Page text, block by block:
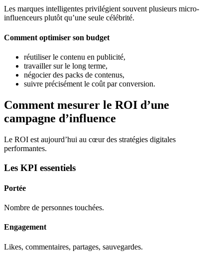
Les marques intelligentes privilégient souvent plusieurs micro-
influenceurs plutôt qu’une seule célébrité.
Comment optimiser son budget
réutiliser le contenu en publicité,
travailler sur le long terme,
négocier des packs de contenus,
suivre précisément le coût par conversion.
Comment mesurer le ROI d’une
campagne d’influence
Le ROI est aujourd’hui au cœur des stratégies digitales
performantes.
Les KPI essentiels
Portée
Nombre de personnes touchées.
Engagement
Likes, commentaires, partages, sauvegardes.